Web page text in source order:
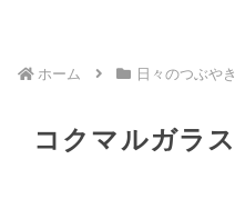
ホーム 日々のつぶやき
コクマルガラス